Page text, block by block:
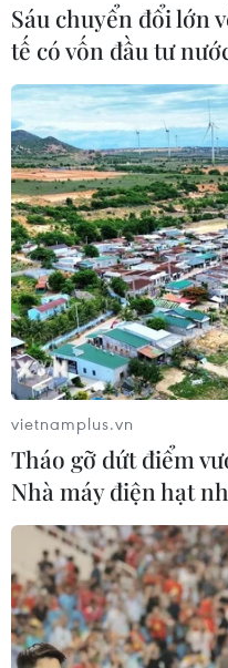
Thắp lên hy vọng cho
nghèo từ 'phòng khám
Giang
07/08/2026 02:00
Ca vi phẫu ghép da
giúp bé gái phục hồi
06/08/2026 07:15
Hà Nội: Kiểm tra, xác
đến sản phẩm giảm
giảm cân không rõ
được cấp phép
06/08/2026 04:22
Sáu chuyển đổi lớn
tế có vốn đầu tư
vietnamplus.vn
Tháo gỡ dứt điểm
Nhà máy điện hạt